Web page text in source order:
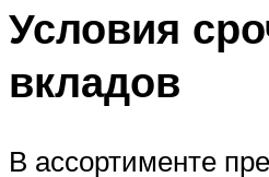
Условия
вкладов
В ассортименте